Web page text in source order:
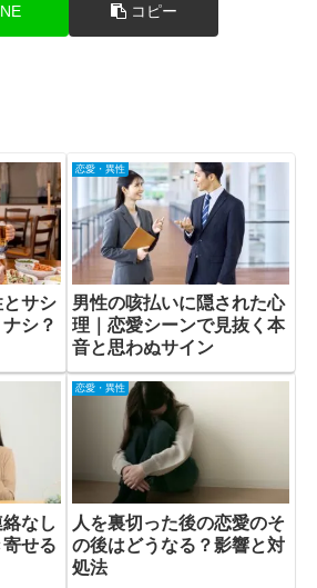
コピー
とサシ
シ？
恋愛・異性
男性の咳払いに隠された心
理｜恋愛シーンで見抜く本
音と思わぬサイン
なし
せる
恋愛・異性
人を裏切った後の恋愛のそ
の後はどうなる？影響と対
処法